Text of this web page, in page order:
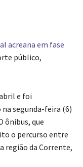
acreana em fase
público,
e foi
segunda-feira (6)
ônibus, que
o percurso entre
região da Corrente,